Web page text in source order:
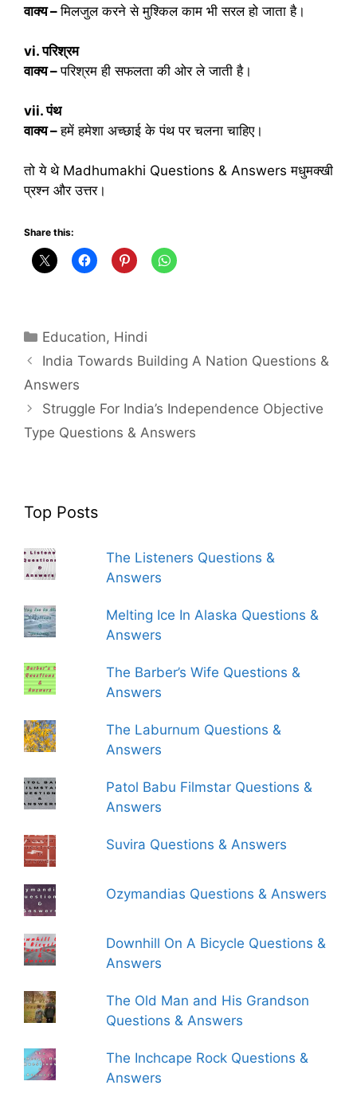
वाक्य –मिलजुल करने से मुश्किल काम भी सरल हो जाता है।
vi. परिश्रम
वाक्य –परिश्रम ही सफलता की ओर ले जाती है।
vii. पंथ
वाक्य –हमें हमेशा अच्छाई के पंथ पर चलना चाहिए।
तो ये थे Madhumakhi Questions & Answers मधुमक्खी
प्रश्न और उत्तर।
Share this:
Categories
Education, Hindi
India Towards Building A Nation Questions &
Answers
Struggle For India’s Independence Objective
Type Questions & Answers
Top Posts
The Listeners Questions &
Answers
Melting Ice In Alaska Questions &
Answers
The Barber’s Wife Questions &
Answers
The Laburnum Questions &
Answers
Patol Babu Filmstar Questions &
Answers
Suvira Questions & Answers
Ozymandias Questions & Answers
Downhill On A Bicycle Questions &
Answers
The Old Man and His Grandson
Questions & Answers
The Inchcape Rock Questions &
Answers